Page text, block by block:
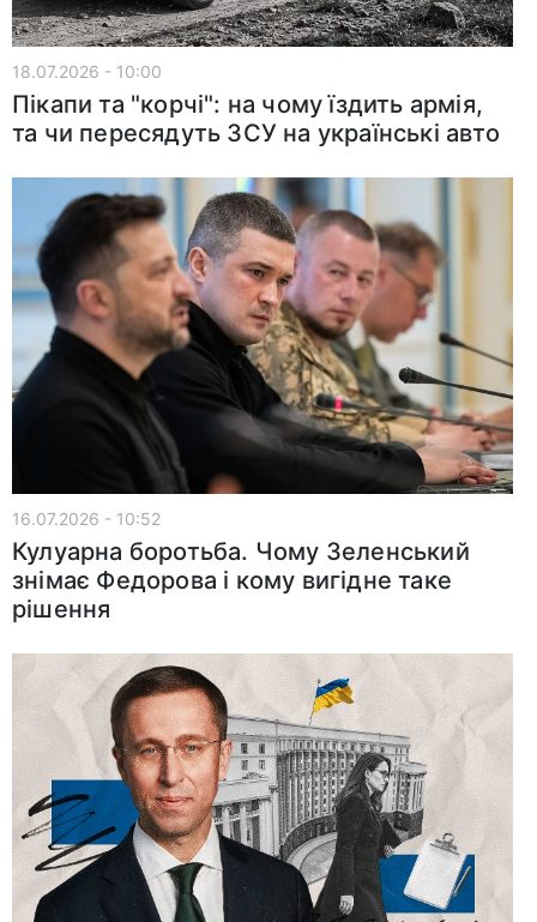
18.07.2026 - 10:00
Пікапи та "корчі": на чому їздить армія,
та чи пересядуть ЗСУ на українські авто
16.07.2026 - 10:52
Кулуарна боротьба. Чому Зеленський
знімає Федорова і кому вигідне таке
рішення